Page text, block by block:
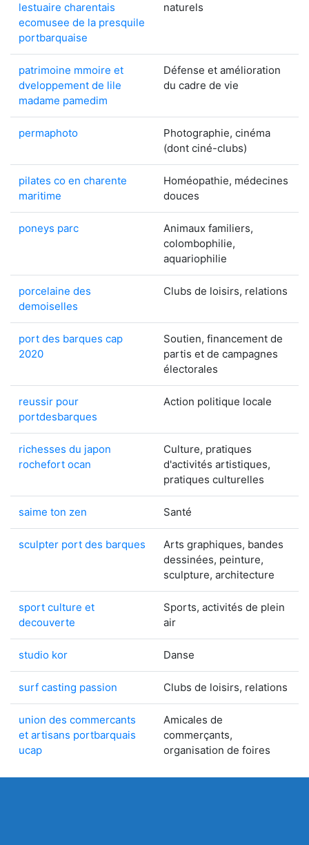
lestuaire charentais
ecomusee de la presquile
portbarquaise
naturels
patrimoine mmoire et
dveloppement de lile
madame pamedim
Défense et amélioration
du cadre de vie
permaphoto
Photographie, cinéma
(dont ciné-clubs)
pilates co en charente
maritime
Homéopathie, médecines
douces
poneys parc
Animaux familiers,
colombophilie,
aquariophilie
porcelaine des
demoiselles
Clubs de loisirs, relations
port des barques cap
2020
Soutien, financement de
partis et de campagnes
électorales
reussir pour
portdesbarques
Action politique locale
richesses du japon
rochefort ocan
Culture, pratiques
d'activités artistiques,
pratiques culturelles
saime ton zen Santé
sculpter port des barques
Arts graphiques, bandes
dessinées, peinture,
sculpture, architecture
sport culture et
decouverte
Sports, activités de plein
air
studio kor Danse
surf casting passion Clubs de loisirs, relations
union des commercants
et artisans portbarquais
ucap
Amicales de
commerçants,
organisation de foires